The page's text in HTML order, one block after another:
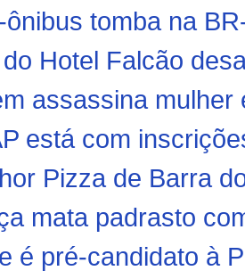
ônibus tomba na
Hotel Falcão
assassina
está com
Pizza de Barra
mata padrasto
é pré-candidato à